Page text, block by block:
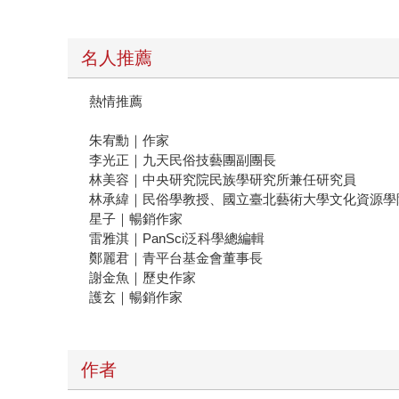
名人推薦
熱情推薦
朱宥勳｜作家
李光正｜九天民俗技藝團副團長
林美容｜中央研究院民族學研究所兼任研究員
林承緯｜民俗學教授、國立臺北藝術大學文化資源
星子｜暢銷作家
雷雅淇｜PanSci泛科學總編輯
鄭麗君｜青平台基金會董事長
謝金魚｜歷史作家
護玄｜暢銷作家
作者